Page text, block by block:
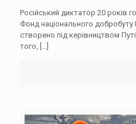
Російський диктатор 20 років
Фонд національного добробуту
створено під керівництвом
того,